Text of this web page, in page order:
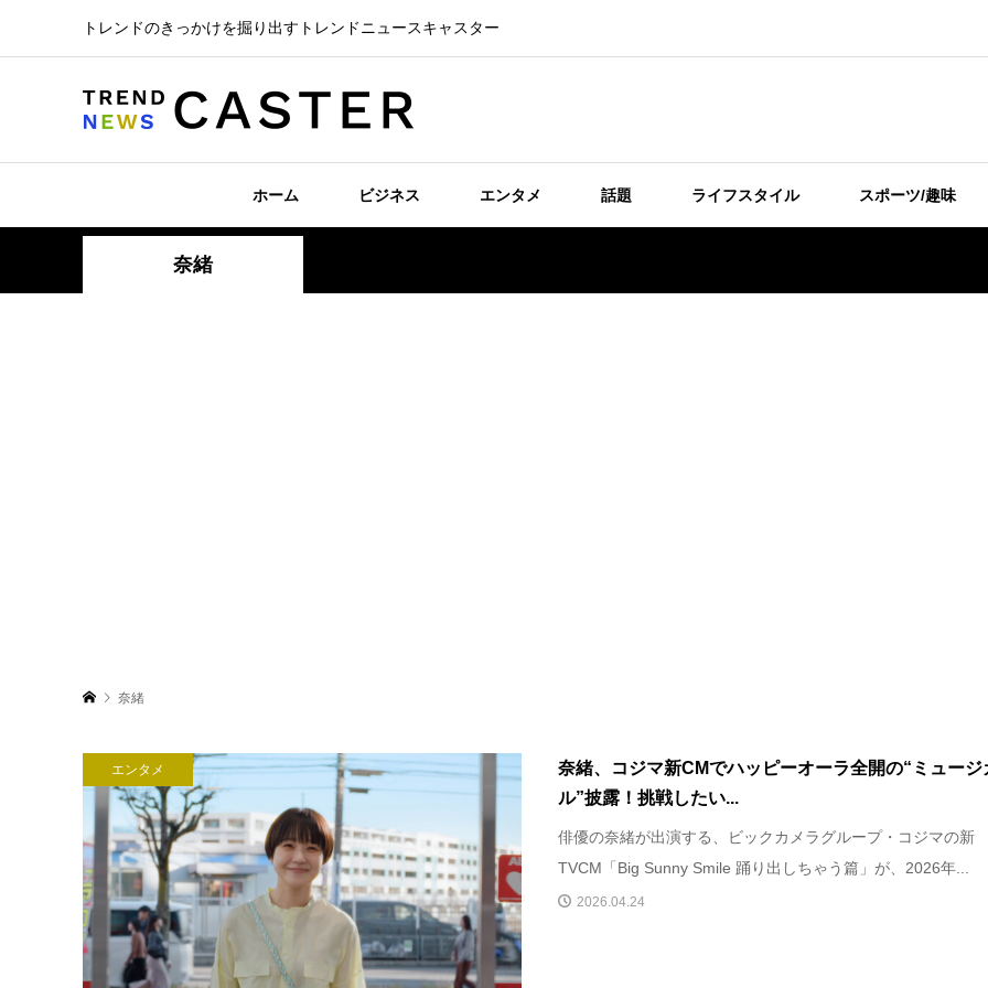
トレンドのきっかけを掘り出すトレンドニュースキャスター
ホーム ビジネス エンタメ 話題 ライフスタイル スポーツ/趣味
奈緒
奈緒
エンタメ
奈緒、コジマ新CMでハッピーオーラ全開の“ミュージ
ル”披露！挑戦したい...
俳優の奈緒が出演する、ビックカメラグループ・コジマの新
TVCM「Big Sunny Smile 踊り出しちゃう篇」が、2026年...
2026.04.24